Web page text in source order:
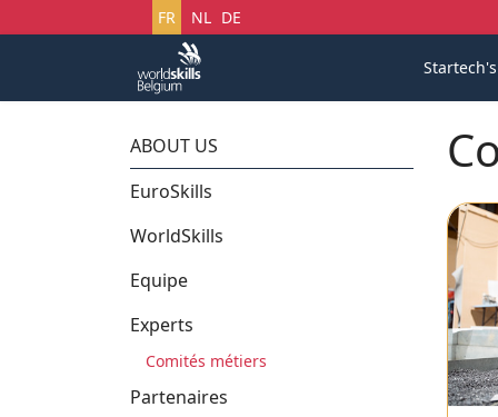
Sélectionnez votre langue
FR NL DE
ABOUT US
EuroSkills
WorldSkills
Equipe
Experts
Comités métiers
Partenaires